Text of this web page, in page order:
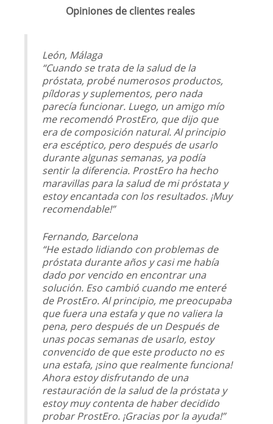
Opiniones de clientes reales
León, Málaga
“Cuando se trata de la salud de la
próstata, probé numerosos productos,
píldoras y suplementos, pero nada
parecía funcionar. Luego, un amigo mío
me recomendó ProstEro, que dijo que
era de composición natural. Al principio
era escéptico, pero después de usarlo
durante algunas semanas, ya podía
sentir la diferencia. ProstEro ha hecho
maravillas para la salud de mi próstata y
estoy encantada con los resultados. ¡Muy
recomendable!”
Fernando, Barcelona
“He estado lidiando con problemas de
próstata durante años y casi me había
dado por vencido en encontrar una
solución. Eso cambió cuando me enteré
de ProstEro. Al principio, me preocupaba
que fuera una estafa y que no valiera la
pena, pero después de un Después de
unas pocas semanas de usarlo, estoy
convencido de que este producto no es
una estafa, ¡sino que realmente funciona!
Ahora estoy disfrutando de una
restauración de la salud de la próstata y
estoy muy contenta de haber decidido
probar ProstEro. ¡Gracias por la ayuda!”